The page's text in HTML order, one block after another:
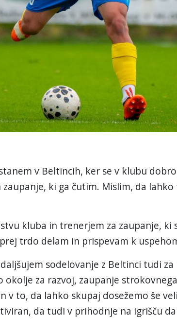
v Beltincih, ker se v klubu
ki ga čutim. Mislim, da
kluba in trenerjem za zaupanje, ki
trdo delam in prispevam k
sodelovanje z Beltinci tudi
okolje za razvoj, zaupanje
v to, da lahko skupaj dosežemo še
da tudi v prihodnje na igrišču